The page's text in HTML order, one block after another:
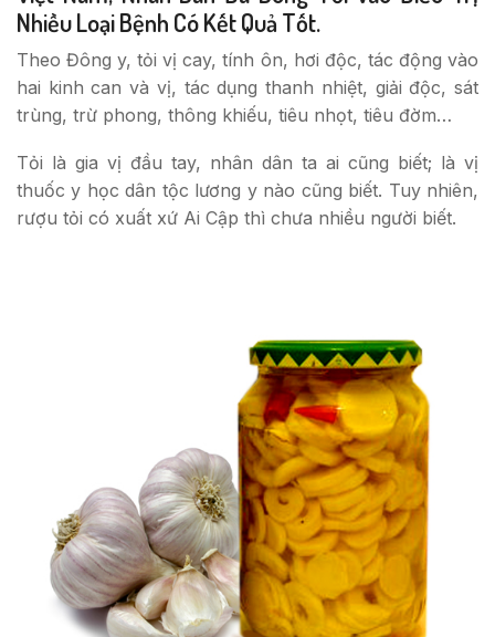
Nhiều Loại Bệnh Có Kết Quả Tốt.
Theo Đông y, tỏi vị cay, tính ôn, hơi độc, tác động vào
hai kinh can và vị, tác dụng thanh nhiệt, giải độc, sát
trùng, trừ phong, thông khiếu, tiêu nhọt, tiêu đờm…
Tỏi là gia vị đầu tay, nhân dân ta ai cũng biết; là vị
thuốc y học dân tộc lương y nào cũng biết. Tuy nhiên,
rượu tỏi có xuất xứ Ai Cập thì chưa nhiều người biết.